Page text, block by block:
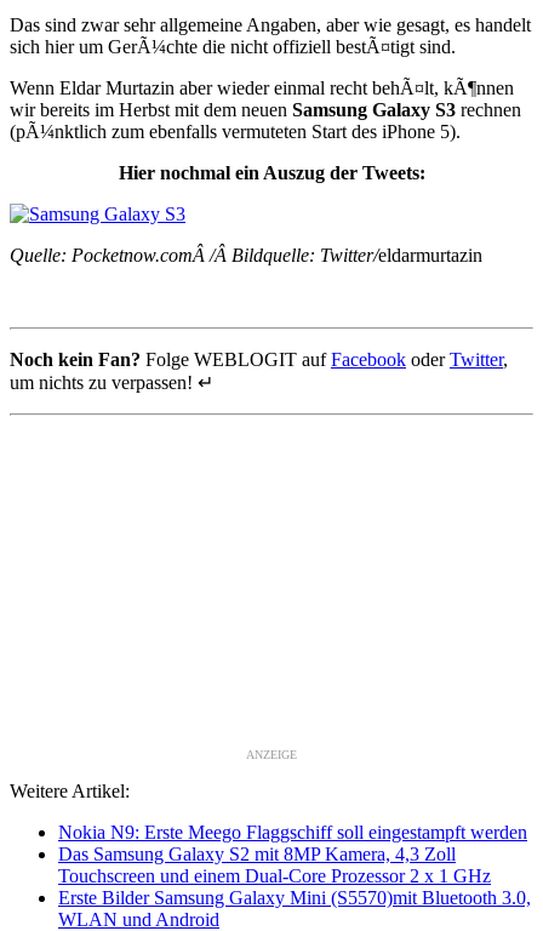
Das sind zwar sehr allgemeine Angaben, aber wie gesagt, es handelt
sich hier um GerÃ¼chte die nicht offiziell bestÃ¤tigt sind.
Wenn Eldar Murtazin aber wieder einmal recht behÃ¤lt, kÃ¶nnen
wir bereits im Herbst mit dem neuen Samsung Galaxy S3 rechnen
(pÃ¼nktlich zum ebenfalls vermuteten Start des iPhone 5).
Hier nochmal ein Auszug der Tweets:
Quelle: Pocketnow.comÂ /Â Bildquelle: Twitter/eldarmurtazin
Noch kein Fan? Folge WEBLOGIT aufFacebook oderTwitter,
um nichts zu verpassen! ↵
ANZEIGE
Weitere Artikel:
Nokia N9: Erste Meego Flaggschiff soll eingestampft werden
Das Samsung Galaxy S2 mit 8MP Kamera, 4,3 Zoll
Touchscreen und einem Dual-Core Prozessor 2 x 1 GHz
Erste Bilder Samsung Galaxy Mini (S5570)mit Bluetooth 3.0,
WLAN und Android